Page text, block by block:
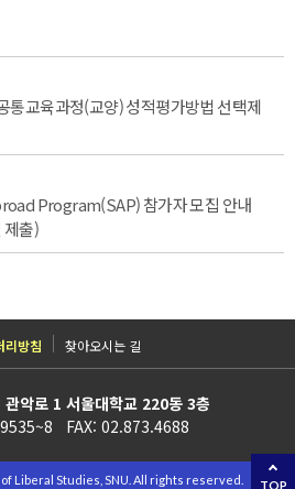
통교육과정(교양) 성적평가방법 선택제
Program(SAP) 참가자 모집 안내
제출)
TOP
리방침 찾아오시는 길
관악로 1 서울대학교 220동 3층
FAX: 02.873.4688
Liberal Studies, SNU. All rights reserved.